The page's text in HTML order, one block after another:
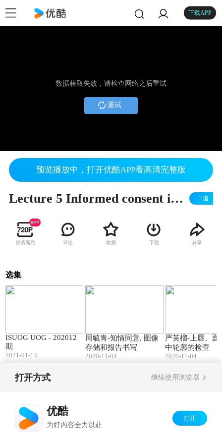
下载APP
数据获取失败，请检查网络之后重试
重试
预览播放中，打开优酷APP看高清完整版
Lecture 5 Informed consent image recording & report writing +追
超清画质 评论 收藏 下载 分享
选集
ISUOG UOG - 202012
期
2021-01-13
周毓青-知情同意, 图像
存储和报告书写
2020-11-04
严英榴-上唇、面
中轮廓的检查
2020-11-04
打开方式 继续使用浏览器
优酷
为好内容全力以赴
打开